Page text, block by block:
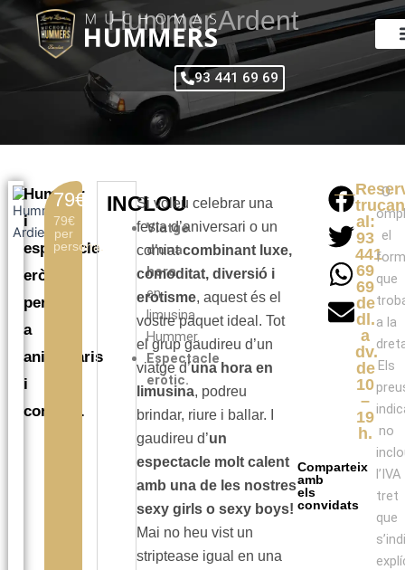
Vés
contingut
93 441 69 69
Hummer Ardent
Hummer
i
espectacle
eròtic
per
a
aniversaris
i
comiats.
79€
79€
per
persona.
INCLOU
Viatge
d’una
hora
en
limusina
Hummer.
Espectacle
eròtic.
Si voleu celebrar una
festa d’aniversari o un
comiatcombinant luxe,
comoditat, diversió i
erotisme, aquest és el
vostre paquet ideal. Tot
el grup gaudireu d’un
viatge d’una hora en
limusina, podreu
brindar, riure i ballar. I
gaudireu d’un
espectacle molt calent
amb una de les nostres
sexy girls o sexy boys!
Mai no heu vist un
striptease igual en una
Comparteix
amb
els
convidats
al:
93
441
69
69
de
dl.
a
dv.
de
10
–
19
h.
O
el
que
a la
Els
no
l’IVA
tret
que